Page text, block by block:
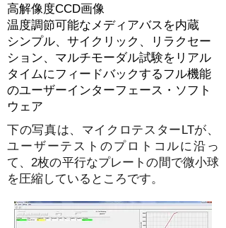
高解像度CCD画像
温度調節可能なメディアバスを内蔵
シンプル、サイクリック、リラクセー
ション、マルチモーダル試験をリアル
タイムにフィードバックするフル機能
のユーザーインターフェース・ソフト
ウェア
下の写真は、マイクロテスターLTが、
ユーザーテストのプロトコルに沿っ
て、2枚の平行なプレートの間で微小球
を圧縮しているところです。